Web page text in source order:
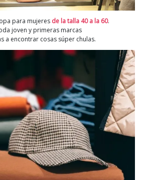
para mujeres de la talla 40 a la 60.
joven y primeras marcas
a encontrar cosas súper chulas.